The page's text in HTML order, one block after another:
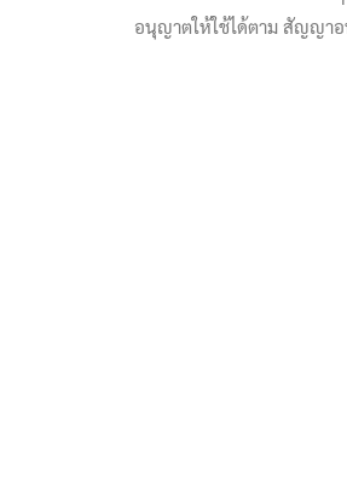
อนุญาตให้ใช้ได้ตาม สัญญา